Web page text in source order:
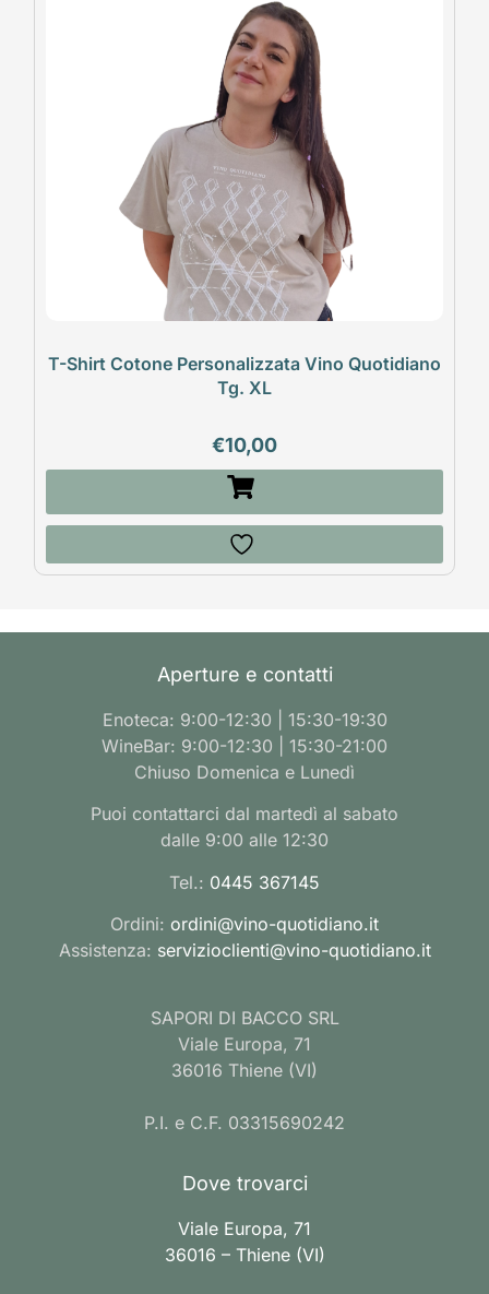
T-Shirt Cotone Personalizzata Vino Quotidiano
Tg. XL
€10,00
Aperture e contatti
Enoteca: 9:00-12:30 | 15:30-19:30
WineBar: 9:00-12:30 | 15:30-21:00
Chiuso Domenica e Lunedì
Puoi contattarci dal martedì al sabato
dalle 9:00 alle 12:30
Tel.: 0445 367145
Ordini: ordini@vino-quotidiano.it
Assistenza: servizioclienti@vino-quotidiano.it
SAPORI DI BACCO SRL
Viale Europa, 71
36016 Thiene (VI)
P.I. e C.F. 03315690242
Dove trovarci
Viale Europa, 71
36016 – Thiene (VI)